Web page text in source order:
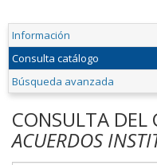
Información
Consulta catálogo
Búsqueda avanzada
CONSULTA DEL
ACUERDOS